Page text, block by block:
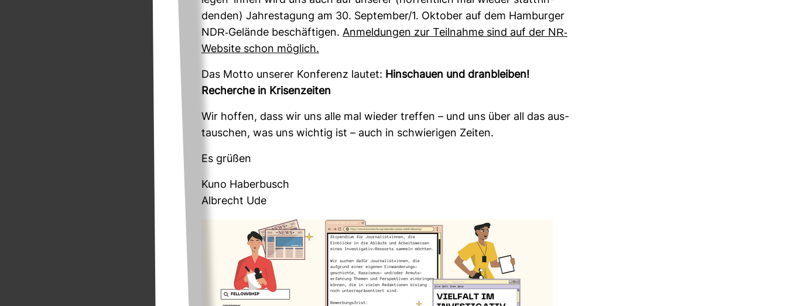
denden) Jah­res­ta­gung am 30. Sep­tember/1. Oktober auf dem Ham­burger
NDR-​Gelände beschäf­tigen. Anmel­dungen zur Teil­nahme sind auf der NR-​
Web­site schon mög­lich.
Das Motto unserer Kon­fe­renz lautet: Hin­schauen und dran­bleiben!
Recherche in Kri­sen­zeiten
Wir hoffen, dass wir uns alle mal wieder treffen – und uns über all das aus­
tau­schen, was uns wichtig ist – auch in schwie­rigen Zeiten.
Es grüßen
Kuno Haber­busch
Albrecht Ude